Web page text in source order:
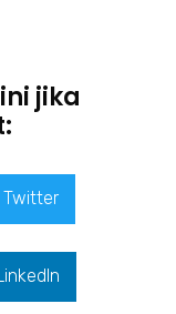
jika
Twitter